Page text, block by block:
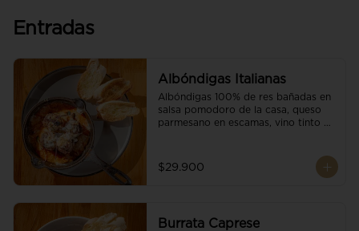
Entradas
Albóndigas Italianas
Albóndigas 100% de res bañadas en
salsa pomodoro de la casa, queso
parmesano en escamas, vino tinto y
$29.900
Burrata Caprese